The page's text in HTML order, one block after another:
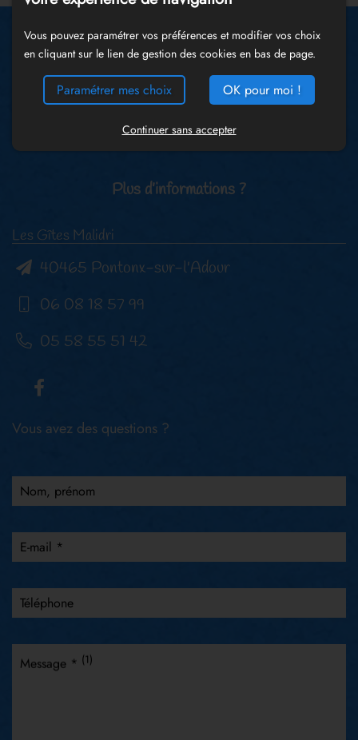
Plus d’informations ?
Les Gîtes Malidri
40465 Pontonx-sur-l'Adour
06 08 18 57 99
05 58 55 51 42
Vous avez des questions ?
Nom, prénom
E-mail *
Téléphone
Message * (1)
Vous pouvez paramétrer vos préférences et modifier vos choix
en cliquant sur le lien de gestion des cookies en bas de page.
Paramétrer mes choix OK pour moi !
Continuer sans accepter